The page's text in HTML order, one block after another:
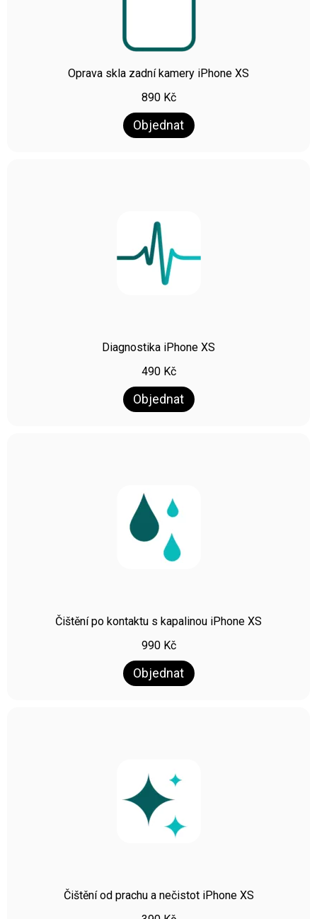
Oprava skla zadní kamery iPhone XS
890 Kč
Objednat
Diagnostika iPhone XS
490 Kč
Objednat
Čištění po kontaktu s kapalinou iPhone XS
990 Kč
Objednat
Čištění od prachu a nečistot iPhone XS